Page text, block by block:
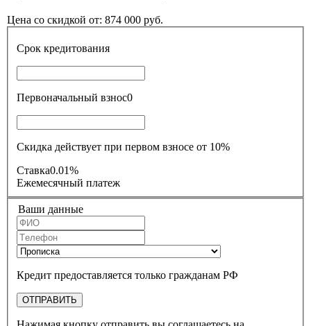
Цена со скидкой от: 874 000 руб.
Срок кредитования
Первоначальный взнос0
Скидка действует при первом взносе от 10%
Ставка0.01%
Ежемесячный платеж
Ваши данные
Кредит предоставляется только гражданам РФ
ОТПРАВИТЬ